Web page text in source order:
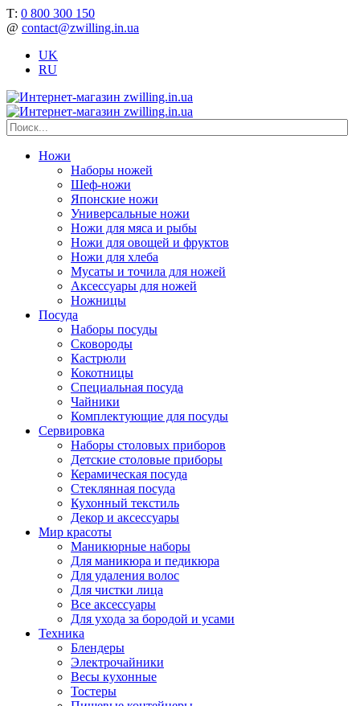
Т: 0 800 300 150
@ contact@zwilling.in.ua
UK
RU
Ножи
Наборы ножей
Шеф-ножи
Японские ножи
Универсальные ножи
Ножи для мяса и рыбы
Ножи для овощей и фруктов
Ножи для хлеба
Мусаты и точила для ножей
Аксессуары для ножей
Ножницы
Посуда
Наборы посуды
Сковороды
Кастрюли
Кокотницы
Специальная посуда
Чайники
Комплектующие для посуды
Сервировка
Наборы столовых приборов
Детские столовые приборы
Керамическая посуда
Стеклянная посуда
Кухонный текстиль
Декор и аксессуары
Мир красоты
Маникюрные наборы
Для маникюра и педикюра
Для удаления волос
Для чистки лица
Все аксессуары
Для ухода за бородой и усами
Техника
Блендеры
Электрочайники
Весы кухонные
Тостеры